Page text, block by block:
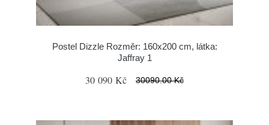
Postel Dizzle Rozměr: 160x200 cm, látka:
Jaffray 1
30 090 Kč 30090.00 Kč